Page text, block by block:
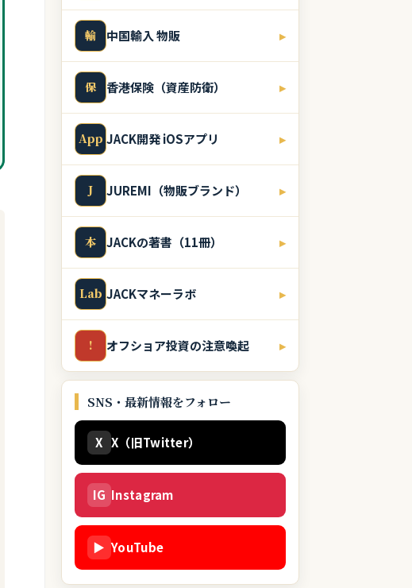
輸 中国輸入 物販 ▸
保 香港保険（資産防衛） ▸
App JACK開発 iOSアプリ ▸
J JUREMI（物販ブランド） ▸
本 JACKの著書（11冊） ▸
Lab JACKマネーラボ ▸
! オフショア投資の注意喚起 ▸
SNS・最新情報をフォロー
X X（旧Twitter）
IG Instagram
▶ YouTube